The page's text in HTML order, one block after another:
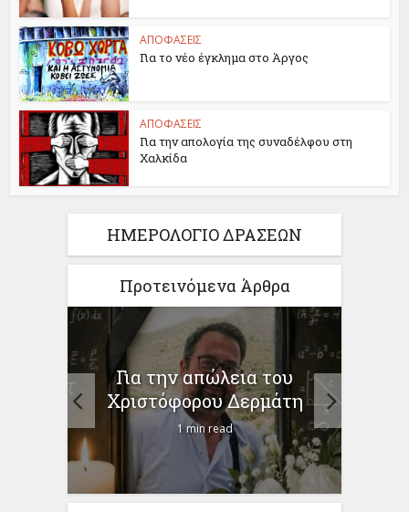
ΑΠΟΦΑΣΕΙΣ
Για το νέο έγκλημα στο Άργος
ΑΠΟΦΑΣΕΙΣ
Για την απολογία της συναδέλφου στη
Χαλκίδα
ΗΜΕΡΟΛΟΓΙΟ ΔΡΑΣΕΩΝ
Προτεινόμενα Άρθρα
Για την απώλεια του
Χριστόφορου Δερμάτη
1 min read